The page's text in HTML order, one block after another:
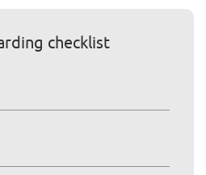
checklist